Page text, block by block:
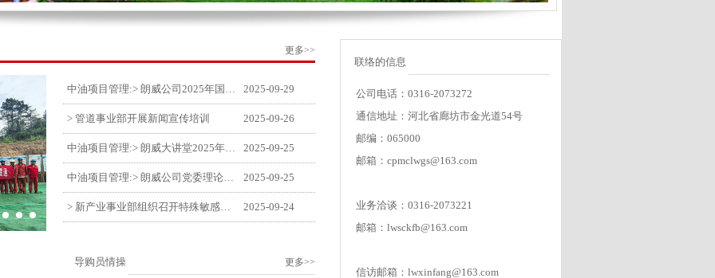
更多>>
2025-09-29
> 管道事业部开展新闻宣传培训 2025-09-26
2025-09-25
2025-09-25
2025-09-24
导购员情操 更多>>
联络的信息
公司电话：0316-2073272
通信地址：河北省廊坊市金光道54号
邮编：065000
邮箱：cpmclwgs@163.com
业务洽谈：0316-2073221
邮箱：lwsckfb@163.com
信访邮箱：lwxinfang@163.com